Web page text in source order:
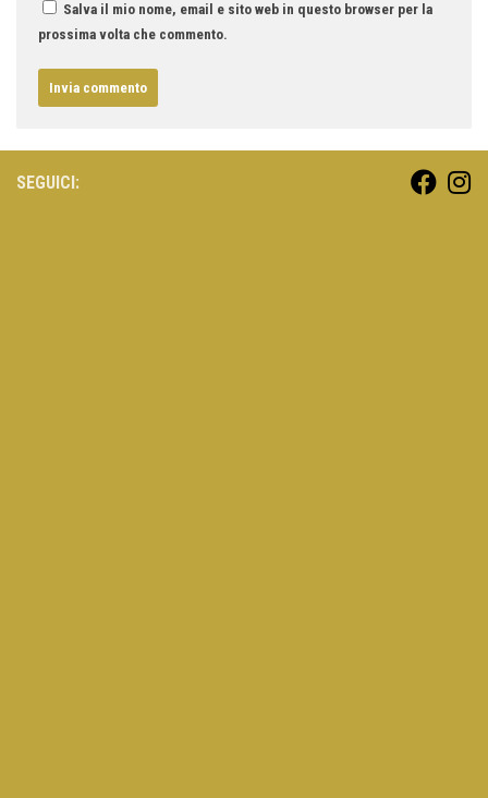
Salva il mio nome, email e sito web in questo browser per la
prossima volta che commento.
SEGUICI: